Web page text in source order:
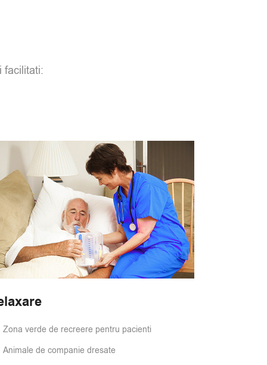
facilitati:
Zona verde de recreere pentru pacienti
Animale de companie dresate